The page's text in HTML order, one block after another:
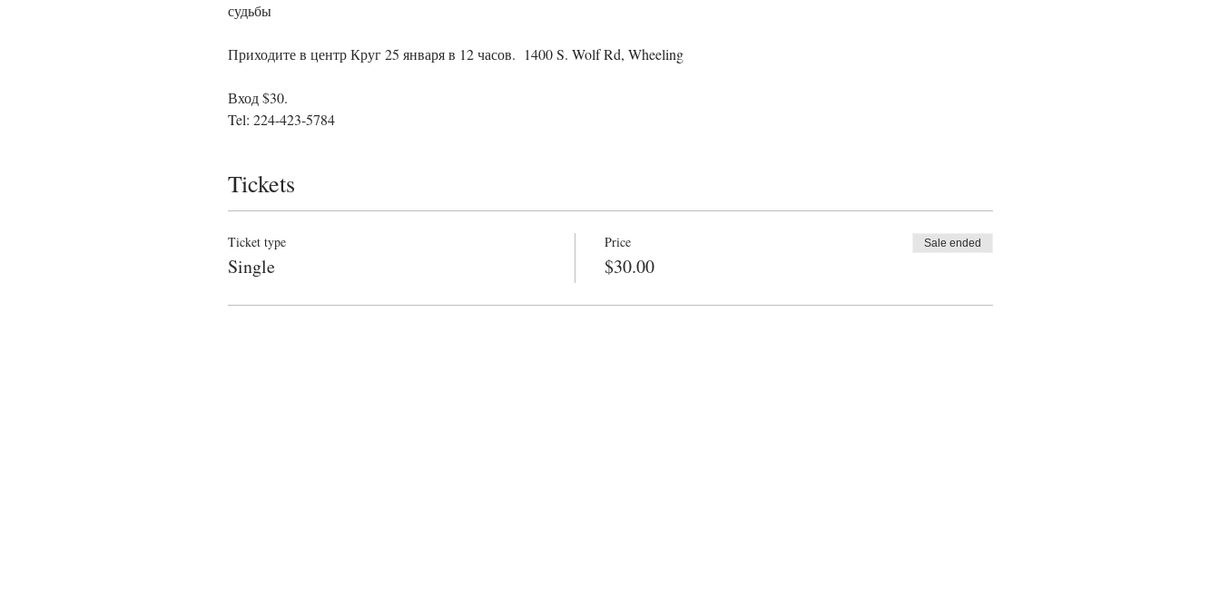
судьбы
Приходите в центр Круг 25 января в 12 часов.  1400 S. Wolf Rd, Wheeling
Вход $30.
Tel: 224-423-5784
Tickets
Ticket type
Single
Price
$30.00
Sale ended